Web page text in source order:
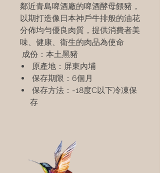
鄰近青島啤酒廠的啤酒酵母餵豬，
以期打造像日本神戶牛排般的油花
分佈均勻優良肉質，提供消費者美
味、健康、衛生的肉品為使命
成份：本土黑豬
原產地：屏東內埔
保存期限：6個月
保存方法：-18度C以下冷凍保
存